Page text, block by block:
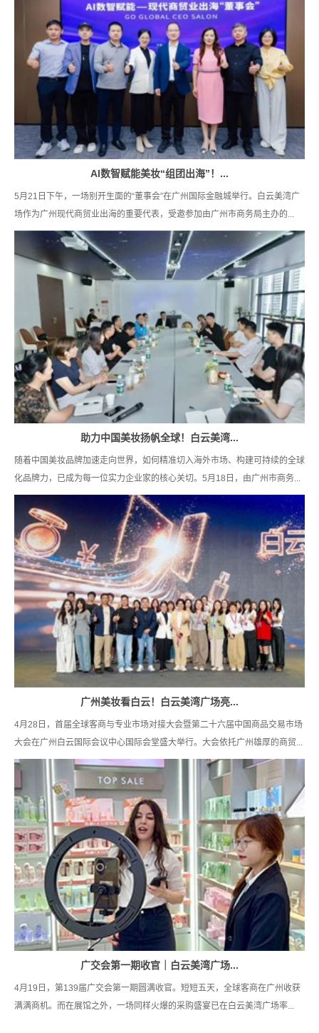
AI数智赋能美妆“组团出海”！...
5月21日下午，一场别开生面的“董事会”在广州国际金融城举行。白云美湾广
场作为广州现代商贸业出海的重要代表，受邀参加由广州市商务局主办的...
助力中国美妆扬帆全球！白云美湾...
随着中国美妆品牌加速走向世界，如何精准切入海外市场、构建可持续的全球
化品牌力，已成为每一位实力企业家的核心关切。5月18日，由广州市商务...
广州美妆看白云！白云美湾广场亮...
4月28日，首届全球客商与专业市场对接大会暨第二十六届中国商品交易市场
大会在广州白云国际会议中心国际会堂盛大举行。大会依托广州雄厚的商贸...
广交会第一期收官｜白云美湾广场...
4月19日，第139届广交会第一期圆满收官。短短五天，全球客商在广州收获
满满商机。而在展馆之外，一场同样火爆的采购盛宴已在白云美湾广场率...